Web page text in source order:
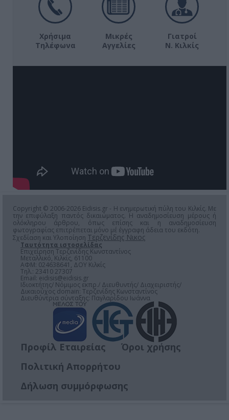
Χρήσιμα
Τηλέφωνα
Μικρές
Αγγελίες
Γιατροί
Ν. Κιλκίς
Copyright © 2006-2026 Eidisis.gr - Η ενημερωτική πύλη του Κιλκίς. Με
την επιφύλαξη παντός δικαιώματος. Η αναδημοσίευση μέρους ή
ολόκληρου άρθρου, όπως επίσης και η αναδημοσίευση
φωτογραφίας επιτρέπεται μόνο μέ έγγραφη άδεια του εκδότη.
Σχεδίαση και Υλοποίηση Τερζενίδης Νικος
Ταυτότητα ιστοσελίδας
Επιχείρηση Τερζενίδης Κωνσταντίνος
Μεταλλικό, Κιλκίς, 61100
ΑΦΜ: 024638641, ΔΟΥ Κιλκίς
Τηλ.: 23410 27307
Email: eidisis@eidisis.gr
Ιδιοκτήτης/ Νόμιμος εκπρ./ Διευθυντής/ Διαχειριστής/
Δικαιούχος domain: Τερζενίδης Κωνσταντίνος
Διευθύντρια σύνταξης: Παγλαρίδου Ιωάννα
Προφίλ Εταιρείας
Όροι χρήσης
Πολιτική Απορρήτου
Δήλωση συμμόρφωσης